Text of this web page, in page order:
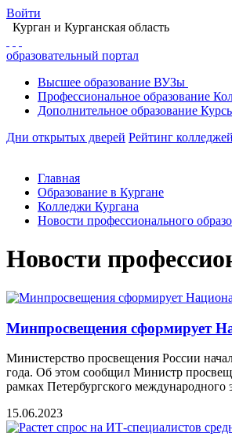
Войти
Курган и Курганская область
образовательный портал
Высшее образование ВУЗы
Профессиональное образование
Дополнительное образование
Дни открытых дверей Рейтинг колледжей
Главная
Образование в Кургане
Колледжи Кургана
Новости профессионального
Новости
Минпросвещения сформирует
Министерство просвещения России
года. Об этом сообщил Министр
рамках Петербургского международного
15.06.2023